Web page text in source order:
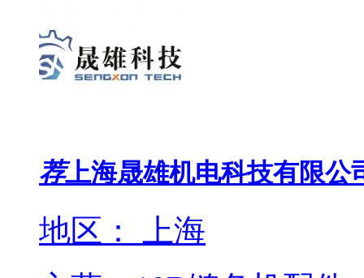
荐上海晟雄机电科技有限公
地区： 上海